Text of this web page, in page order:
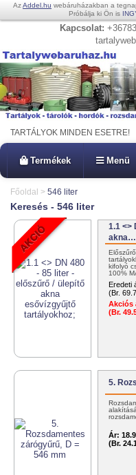
AzAddel.hu webáruházakban a
Próbálja ki Ön is
Kapcsolat:
TARTÁLYOK MINDEN ESETRE!
Termékek Menü
Főoldal > 546 liter
Keresés - 546 liter
1.1 <>
akna…
kifolyó
100%
Eredeti
(Br.
Akciós
(Br.
5.
Ár:
(Br.